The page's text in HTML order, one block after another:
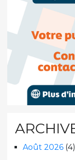
Août 2026 (4)